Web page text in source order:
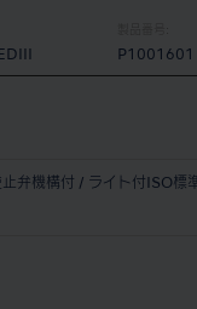
P1001601
弁機構付 / ライト付ISO標